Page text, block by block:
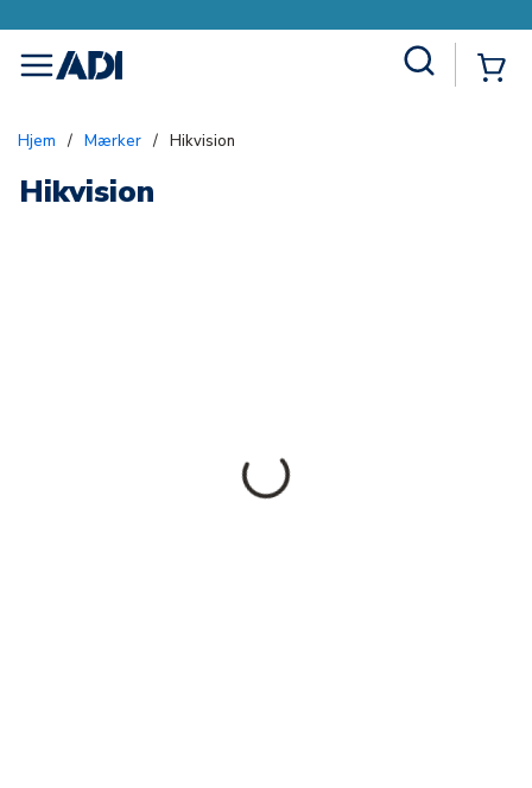
menu
Hjem / Mærker / Hikvision
Hikvision